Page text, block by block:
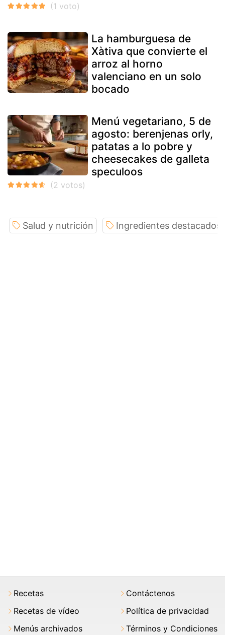
La hamburguesa de
Xàtiva que convierte el
arroz al horno
valenciano en un solo
bocado
Menú vegetariano, 5 de
agosto: berenjenas orly,
patatas a lo pobre y
cheesecakes de galleta
speculoos
Salud y nutrición Ingredientes destacados
Recetas
Recetas de vídeo
Menús archivados
Contáctenos
Política de privacidad
Términos y Condiciones